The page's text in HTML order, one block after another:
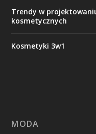
Trendy w
kosmetycznych
Kosmetyki 3w1
MODA